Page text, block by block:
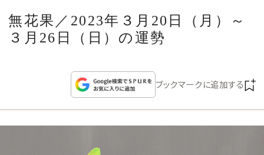
CELEBRITY
COLLECTION
WEDDING
無花果／2023年３月20日（月）～
３月26日（日）の運勢
ブックマークに追加する